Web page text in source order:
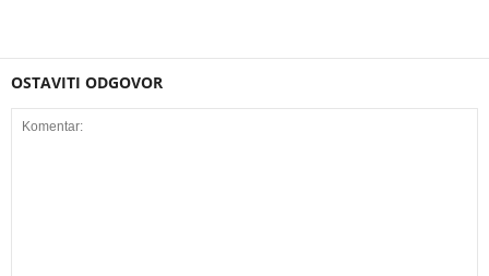
OSTAVITI ODGOVOR